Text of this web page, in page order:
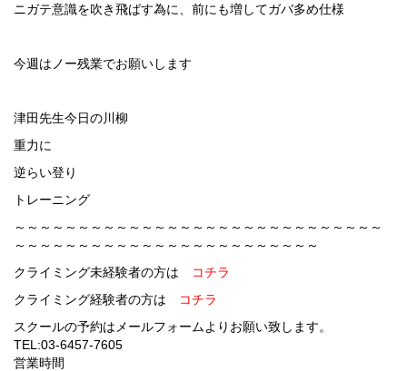
ニガテ意識を吹き飛ばす為に、前にも増してガバ多め仕様
今週はノー残業でお願いします
津田先生今日の川柳
重力に
逆らい登り
トレーニング
～～～～～～～～～～～～～～～～～～～～～～～～～～～～～
～～～～～～～～～～～～～～～～～～～～～～～～
クライミング未経験者の方は
コチラ
クライミング経験者の方は
コチラ
スクールの予約はメールフォームよりお願い致します。
TEL:03-6457-7605
営業時間